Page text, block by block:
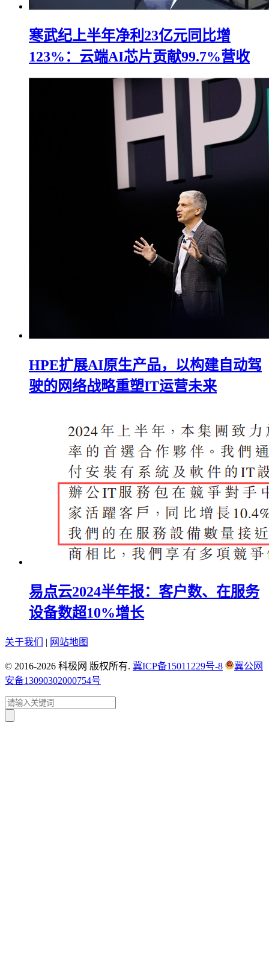
寒武纪上半年净利23亿元同比增
123%：云端AI芯片贡献99.7%营收
HPE扩展AI原生产品，以构建自动驾
驶的网络战略重塑IT运营未来
易点云2024半年报：客户数、在服务
设备数超10%增长
关于我们 | 网站地图
© 2016-2026 科极网 版权所有. 冀ICP备15011229号-8
冀公网
安备13090302000754号